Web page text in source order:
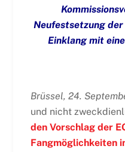
Neufestsetzung der
Einklang mit
Brüssel, 24.
und nicht
den Vorschlag der
Fangmöglichkeiten